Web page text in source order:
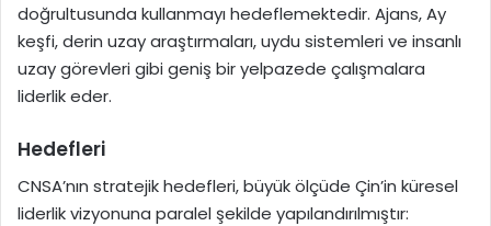
doğrultusunda kullanmayı hedeflemektedir. Ajans, Ay
keşfi, derin uzay araştırmaları, uydu sistemleri ve insanlı
uzay görevleri gibi geniş bir yelpazede çalışmalara
liderlik eder.
Hedefleri
CNSA’nın stratejik hedefleri, büyük ölçüde Çin’in küresel
liderlik vizyonuna paralel şekilde yapılandırılmıştır: